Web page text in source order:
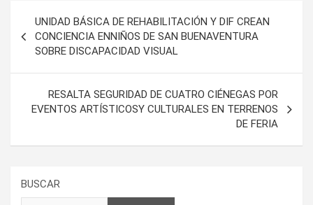
Navegación
de
entradas
UNIDAD BÁSICA DE REHABILITACIÓN Y DIF CREAN
CONCIENCIA ENNIÑOS DE SAN BUENAVENTURA
SOBRE DISCAPACIDAD VISUAL
RESALTA SEGURIDAD DE CUATRO CIÉNEGAS POR
EVENTOS ARTÍSTICOSY CULTURALES EN TERRENOS
DE FERIA
BUSCAR